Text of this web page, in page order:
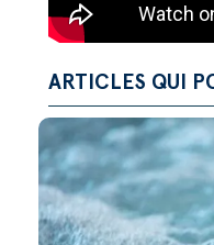
ARTICLES QUI